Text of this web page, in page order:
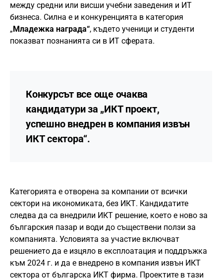
между средни или висши учебни заведения и ИТ
бизнеса. Силна е и конкуренцията в категория
„Младежка награда“, където ученици и студенти
показват познанията си в ИТ сферата.
Конкурсът все още очаква
кандидатури за „ИКТ проект,
успешно внедрен в компания извън
ИКТ сектора“.
Категорията е отворена за компании от всички
сектори на икономиката, без ИКТ. Кандидатите
следва да са внедрили ИКТ решение, което е ново за
българския пазар и води до съществени ползи за
компанията. Условията за участие включват
решението да е изцяло в експлоатация и поддръжка
към 2024 г. и да е внедрено в компания извън ИКТ
сектора от българска ИКТ фирма. Проектите в тази